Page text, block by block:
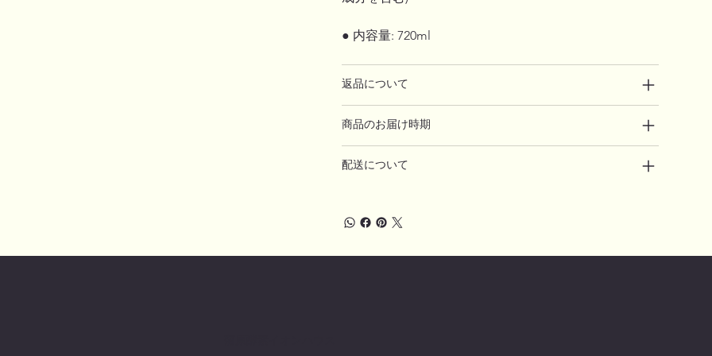
● 内容量: 720ml
返品について
商品のお届け時期
配送について